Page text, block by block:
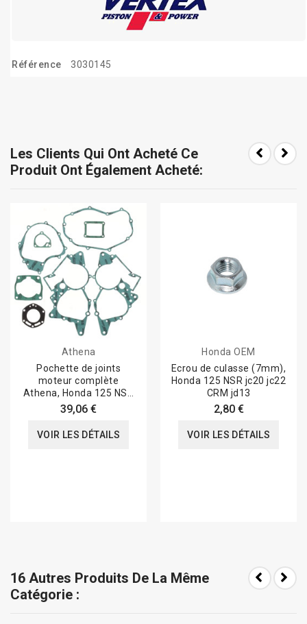
Référence 3030145
Les Clients Qui Ont Acheté Ce
Produit Ont Également Acheté:
Athena
Pochette de joints
moteur complète
Athena, Honda 125 NSR
CRM
39,06 €
VOIR LES DÉTAILS
Honda OEM
Ecrou de culasse (7mm),
Honda 125 NSR jc20 jc22
CRM jd13
2,80 €
VOIR LES DÉTAILS
16 Autres Produits De La Même
Catégorie :